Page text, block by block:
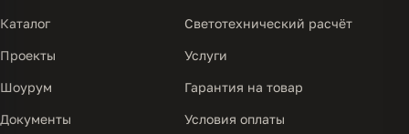
Каталог Светотехнический расчёт
Проекты Услуги
Шоурум Гарантия на товар
Документы Условия оплаты